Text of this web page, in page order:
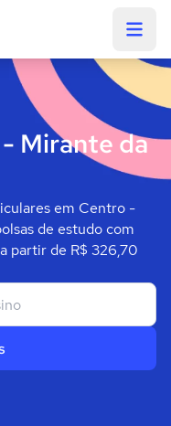
Mirante da
em Centro -
de estudo com
partir de R$ 326,70